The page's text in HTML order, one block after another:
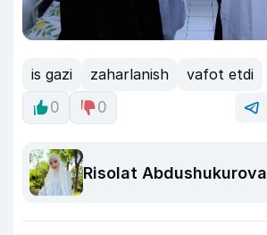
is gazi zaharlanish
vafot etdi
0
0
Risolat Abdushukurova